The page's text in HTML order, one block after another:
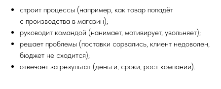
строит процессы (например, как товар попадёт
с производства в магазин);
руководит командой (нанимает, мотивирует, увольняет);
решает проблемы (поставки сорвались, клиент недоволен,
бюджет не сходится);
отвечает за результат (деньги, сроки, рост компании).